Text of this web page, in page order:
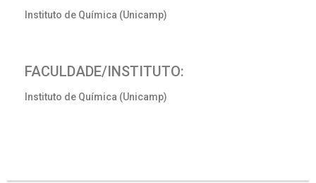
Instituto de Química (Unicamp)
FACULDADE/INSTITUTO:
Instituto de Química (Unicamp)